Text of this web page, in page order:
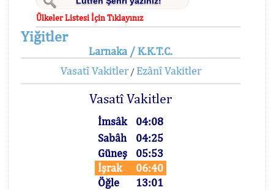
Ülkeler Listesi İçin Tıklayınız
Yiğitler
Larnaka / K.K.T.C.
Vasatî Vakitler/ Ezânî Vakitler
Vasatî Vakitler
İmsâk
04:08
Sabâh
04:25
Güneş
05:53
İşrak
06:40
Öğle
13:01